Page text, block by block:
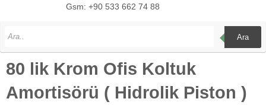
Gsm: +90 533 662 74 88
Ara
80 lik Krom Ofis Koltuk
Amortisörü ( Hidrolik Piston )